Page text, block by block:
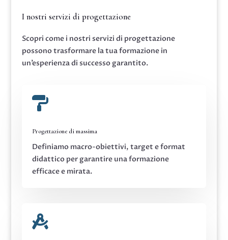
I nostri servizi di progettazione
Scopri come i nostri servizi di progettazione
possono trasformare la tua formazione in
un’esperienza di successo garantito.

Progettazione di massima
Definiamo macro-obiettivi, target e format
didattico per garantire una formazione
efficace e mirata.
